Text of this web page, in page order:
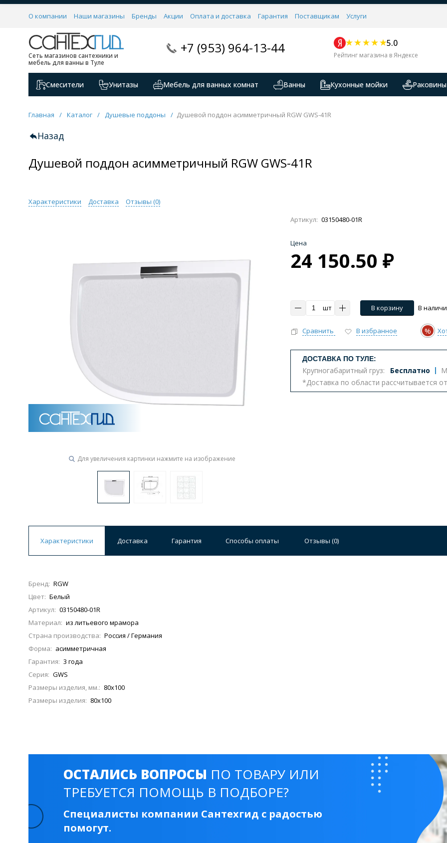
О компании Наши магазины Бренды Акции Оплата и доставка Гарантия Поставщикам Услуги
Сеть магазинов сантехники и
мебель для ванны в Туле
+7 (953) 964-13-44 5.0
Рейтинг магазина в Яндексе
Смесители Унитазы Мебель для ванных комнат Ванны Кухонные мойки Раковины
Главная / Каталог / Душевые поддоны / Душевой поддон асимметричный RGW GWS-41R
Назад
Душевой поддон асимметричный RGW GWS-41R
Характеристики Доставка Отзывы (0)
Для увеличения картинки нажмите на изображение
Артикул: 03150480-01R
Цена
24 150.50 ₽
шт В корзину В
Сравнить В избранное %
ДОСТАВКА ПО ТУЛЕ:
Крупногабаритный груз: Бесплатно
*Доставка по области рассчитывается
Характеристики Доставка Гарантия Способы оплаты Отзывы (0)
Бренд: RGW
Цвет: Белый
Артикул: 03150480-01R
Материал: из литьевого мрамора
Страна производства: Россия / Германия
Форма: асимметричная
Гарантия: 3 года
Серия: GWS
Размеры изделия, мм.: 80x100
Размеры изделия: 80x100
ОСТАЛИСЬ ВОПРОСЫ ПО ТОВАРУ ИЛИ
ТРЕБУЕТСЯ ПОМОЩЬ В ПОДБОРЕ?
Специалисты компании Сантехгид с радостью
помогут.